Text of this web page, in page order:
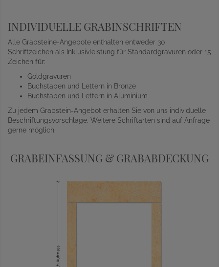
INDIVIDUELLE GRABINSCHRIFTEN
Alle Grabsteine-Angebote enthalten entweder 30
Schriftzeichen als Inklusivleistung für Standardgravuren oder 15
Zeichen für:
Goldgravuren
Buchstaben und Lettern in Bronze
Buchstaben und Lettern in Aluminium
Zu jedem Grabstein-Angebot erhalten Sie von uns individuelle
Beschriftungsvorschläge. Weitere Schriftarten sind auf Anfrage
gerne möglich.
GRABEINFASSUNG & GRABABDECKUNG